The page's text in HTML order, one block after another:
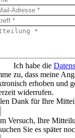
Ich habe die
zu, dass meine
erhoben und
widerrufen.
Dank für Ihre
Versuch, Ihre
Sie es später